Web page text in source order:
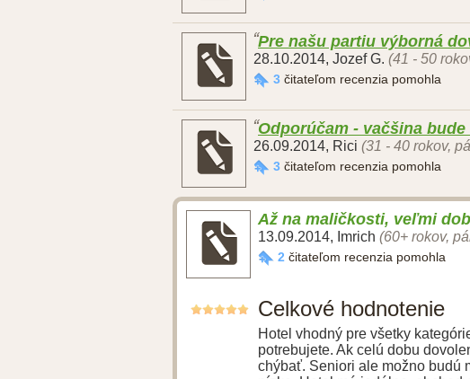
Pre našu partiu výborná
28.10.2014, Jozef G. (41 - 50
3 čitateľom recenzia pomohla
Odporúčam - vačšina
26.09.2014, Rici (31 - 40 rokov,
3 čitateľom recenzia pomohla
Až na maličkosti, veľmi
13.09.2014, Imrich (60+ rokov,
2 čitateľom recenzia pomohla
Celkové hodnotenie
Hotel vhodný pre všetky
potrebujete. Ak celú dobu
chýbať. Seniori ale možno budú